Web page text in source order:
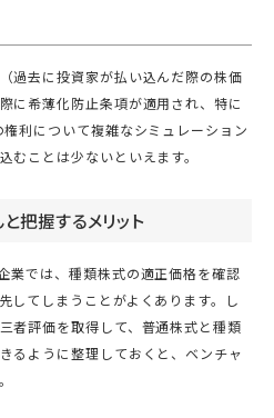
過去に投資家が払い込んだ際の株価
に希薄化防止条項が適用され、特に
利について複雑なシミュレーション
むことは少ないといえます。
把握するメリット
業では、種類株式の適正価格を確認
してしまうことがよくあります。し
者評価を取得して、普通株式と種類
るように整理しておくと、ベンチャ